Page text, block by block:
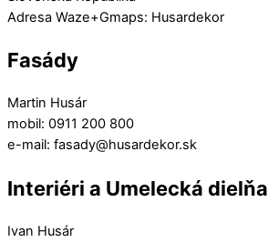
Adresa Waze+Gmaps: Husardekor
Fasády
Martin Husár
mobil: 0911 200 800
e-mail: fasady@husardekor.sk
Interiéri a Umelecká dielňa
Ivan Husár